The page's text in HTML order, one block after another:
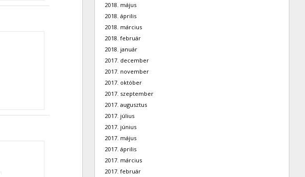
2018. május
2018. április
2018. március
2018. február
2018. január
2017. december
2017. november
2017. október
2017. szeptember
2017. augusztus
2017. július
2017. június
2017. május
2017. április
2017. március
2017. február